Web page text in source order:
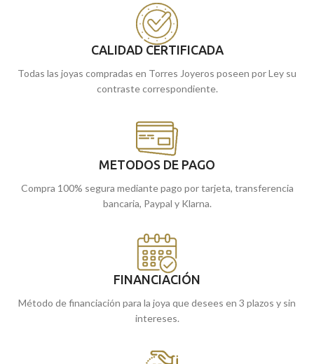
tiendas de Málaga y Melilla, o si lo
prefieres, encargarla online y te la
Puedes encontrarla en nuestras
tiendas de Málaga y Melilla, o si lo
prefieres, encargarla online y te la
enviamos a casa.
CALIDAD CERTIFICADA
Todas las joyas compradas en Torres Joyeros poseen por Ley su
contraste correspondiente.
METODOS DE PAGO
Compra 100% segura mediante pago por tarjeta, transferencia
bancaria, Paypal y Klarna.
FINANCIACIÓN
Método de financiación para la joya que desees en 3 plazos y sin
intereses.